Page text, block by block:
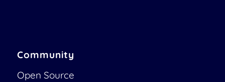
Community
Open Source